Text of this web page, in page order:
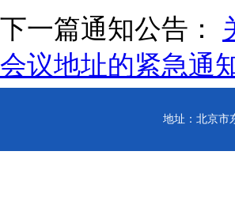
下一篇通知公告：
会议地址的紧急通
地址：北京市